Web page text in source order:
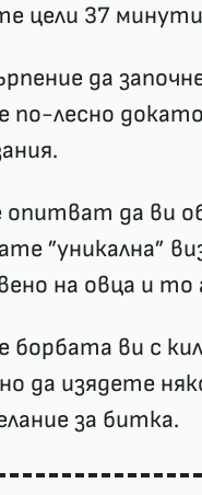
цели 37
да
лесно
опитват да ви
”уникална”
на овца и то
борбата ви с
да изядете
за битка.